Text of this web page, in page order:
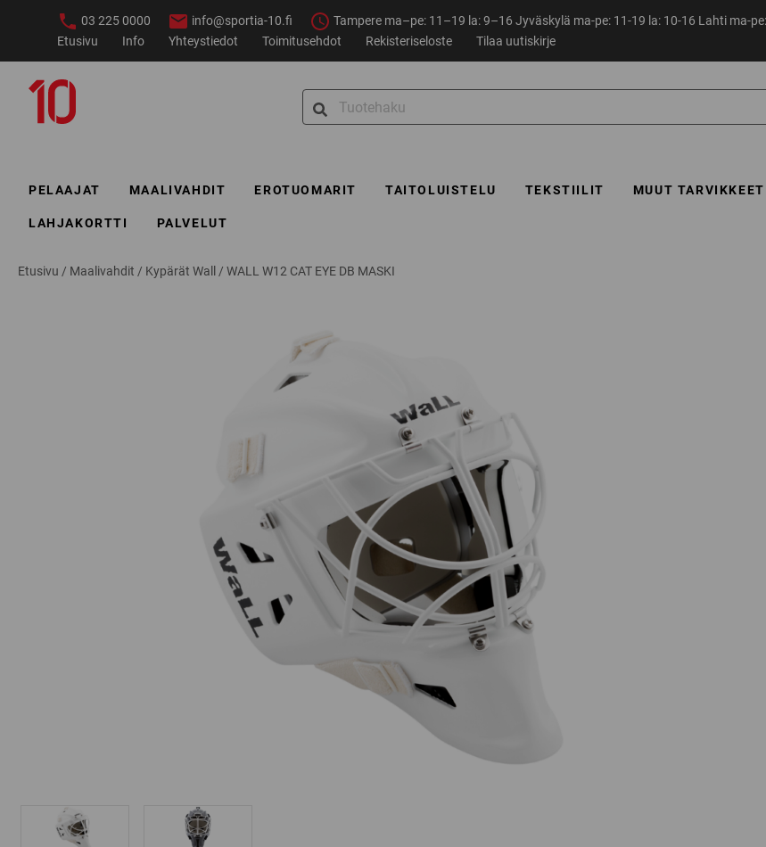
03 225 0000 info@sportia-10.fi
Tampere ma–pe: 11–19 la: 9–16 Jyväskylä ma-pe: 11-19 la: 10-16 Lahti ma-
Etusivu
Info Yhteystiedot Toimitusehdot Rekisteriseloste Tilaa uutiskirje
Search
for:
PELAAJAT MAALIVAHDIT EROTUOMARIT TAITOLUISTELU TEKSTIILIT MUUT TARVIKKEET
LAHJAKORTTI PALVELUT
Etusivu / Maalivahdit / Kypärät Wall / WALL W12 CAT EYE DB MASKI